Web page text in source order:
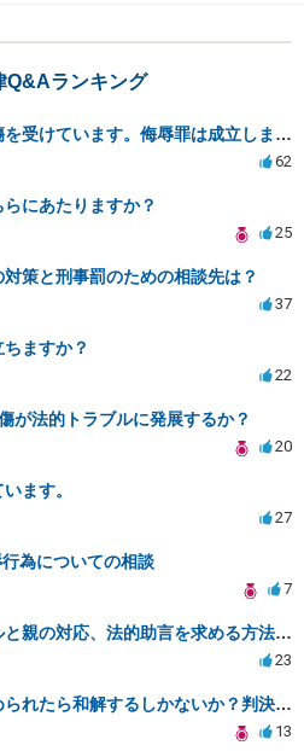
Q&Aランキング
ツイッターで誹謗中傷を受けています。侮辱罪は成立しますか？
62
にあたりますか？
25
策と刑事罰のための相談先は？
37
ますか？
22
が法的トラブルに発展するか？
20
ます。
27
為についての相談
7
・子供同士のトラブルと親の対応、法的助言を求める方法は？
23
民事裁判で和解を勧められたら和解するしかないか？判決で大きく結果が変わることはありますか？
13